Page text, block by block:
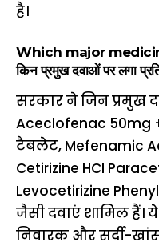
है।
Which major
किन प्रमुख दवाओं पर लगा
सरकार ने जिन प्रमुख
Aceclofenac 50mg
टैबलेट, Mefenamic
Cetirizine HCl
Levocetirizine
जैसी दवाएं शामिल हैं।
निवारक और सर्दी-